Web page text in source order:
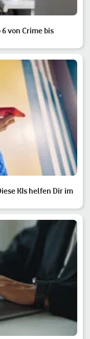
6 von Crime bis
KIs helfen Dir im